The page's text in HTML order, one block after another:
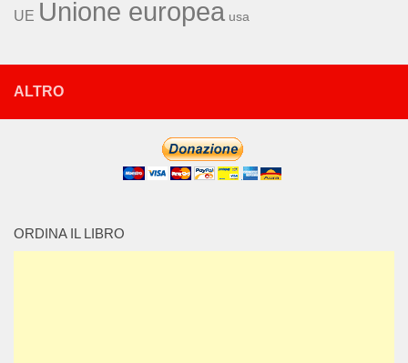
UE Unione europea usa
ALTRO
ORDINA IL LIBRO